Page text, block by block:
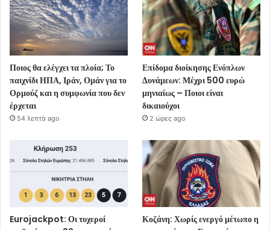
Ποιος θα ελέγχει τα πλοία; Το
παιχνίδι ΗΠΑ, Ιράν, Ομάν για το
Ορμούζ και η συμφωνία που δεν
έρχεται
54 λεπτά ago
Επίδομα διοίκησης Ενόπλων
Δυνάμεων: Μέχρι 500 ευρώ
μηνιαίως – Ποιοι είναι
δικαιούχοι
2 ώρες ago
Eurojackpot: Οι τυχεροί
Κοζάνη: Χωρίς ενεργό μέτωπο η